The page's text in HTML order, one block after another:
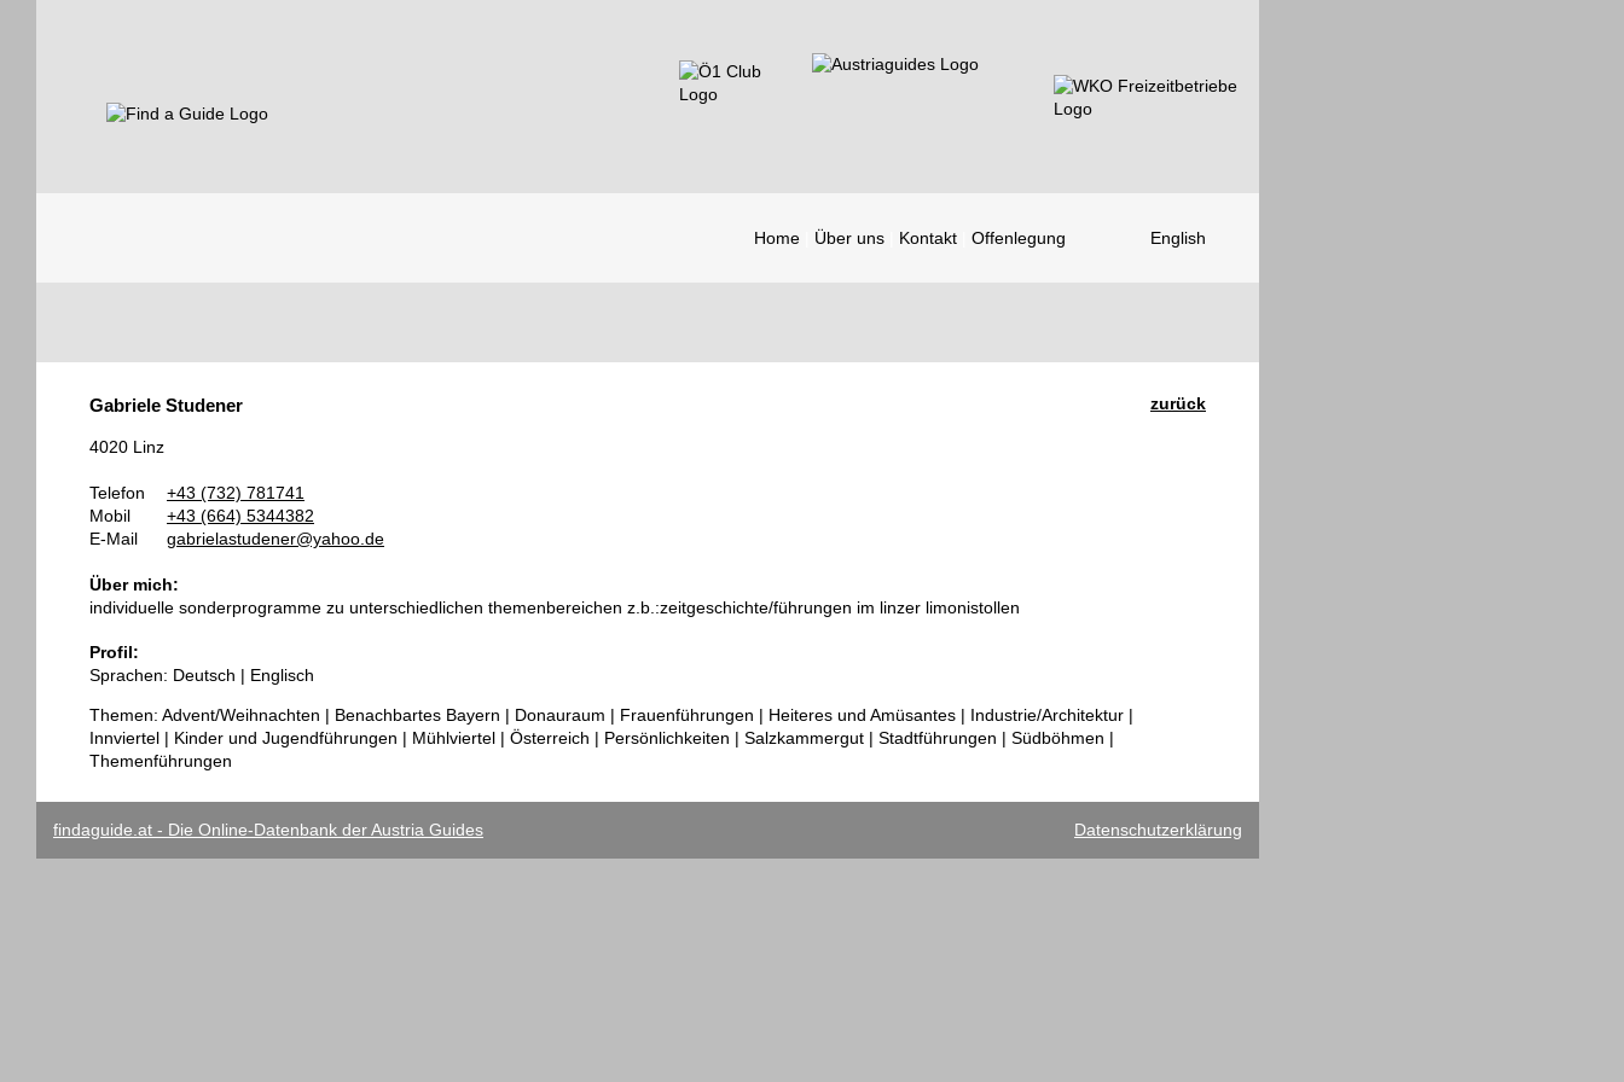
Home Über uns Kontakt Offenlegung English
Guides
zurück
Gabriele Studener
4020 Linz
Telefon
+43 (732) 781741
Mobil
+43 (664) 5344382
E-Mail
gabrielastudener@yahoo.de
Über mich:
individuelle sonderprogramme zu unterschiedlichen themenbereichen z.b.:zeitgeschichte/führungen im linzer limonistollen
Profil:
Sprachen: Deutsch | Englisch
Themen: Advent/Weihnachten | Benachbartes Bayern | Donauraum | Frauenführungen | Heiteres und Amüsantes | Industrie/Architektur |
Innviertel | Kinder und Jugendführungen | Mühlviertel | Österreich | Persönlichkeiten | Salzkammergut | Stadtführungen | Südböhmen |
Themenführungen
findaguide.at - Die Online-Datenbank der Austria Guides Datenschutzerklärung